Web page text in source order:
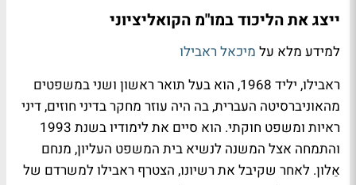
ייצג את הליכוד במו"מ הקואליציוני
למידע מלא על מיכאל ראבילו
ראבילו, יליד 1968, הוא בעל תואר ראשון ושני במשפטים
מהאוניברסיטה העברית, בה היה עוזר מחקרבדיני חוזים, דיני
ראיות ומשפט חוקתי. הוא סיים את לימודיו בשנת 1993
והתמחה אצל המשנה לנשיא בית המשפט העליון, מנחם
אֵלון. לאחר שקיבל את רשיונו, הצטרף ראבילו למשרדם של